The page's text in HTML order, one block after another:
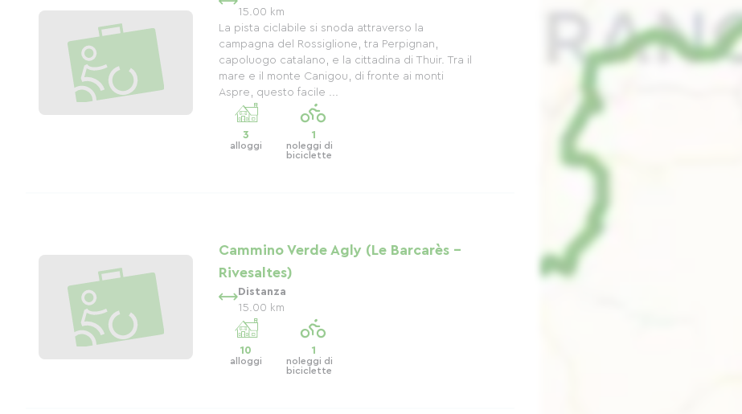
15.00 km
La pista ciclabile si snoda attraverso la
campagna del Rossiglione, tra Perpignan,
capoluogo catalano, e la cittadina di Thuir. Tra il
mare e il monte Canigou, di fronte ai monti
Aspre, questo facile ...
3
alloggi
1
noleggi di
biciclette
Cammino Verde Agly (Le Barcarès -
Rivesaltes)
Distanza
15.00 km
10
alloggi
1
noleggi di
biciclette